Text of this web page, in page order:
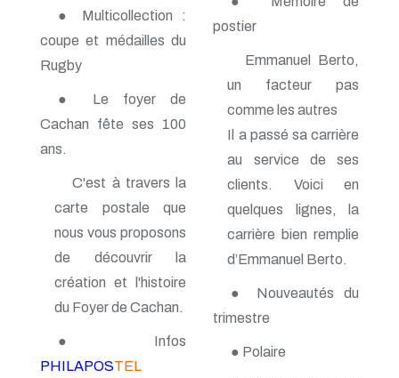
n° 118 - Janvier 2004
n° 117 - Octobre 2003
n° 116 - Juillet 2003
n° 115 - Avril 2003
n° 113 - Octobre 2002
n° 111 - Avril 2002
n° 108 -Juillet 2001
n° 107 - Avril 2001
n° 105 - Octobre 2000
n° 104 - Juillet 2000
n° 103 - Avril 2000
n° 102 - Janvier 2000
n° 100/01 - Octobre 1999
n° 74 - Janvier 1999
n° 73 - Octobre 1998
● Multicollection :
coupe et médailles du
Rugby
● Le foyer de
Cachan fête ses 100
ans.
C'est à travers la
carte postale que
nous vous proposons
de découvrir la
création et l'histoire
du Foyer de Cachan.
● Infos
PHILAPOSTEL
postier
Emmanuel Berto,
un facteur pas
comme les autres
Il a passé sa carrière
au service de ses
clients. Voici en
quelques lignes, la
carrière bien remplie
d’Emmanuel Berto.
● Nouveautés du
trimestre
● Polaire